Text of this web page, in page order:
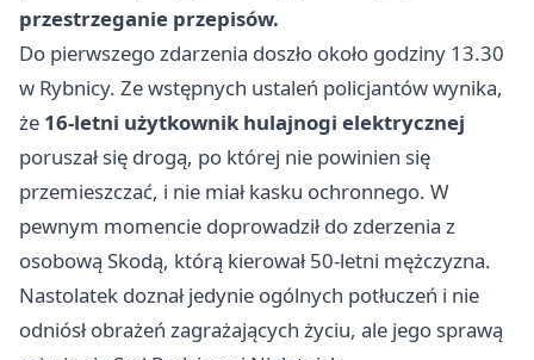
przestrzeganie przepisów.
Do pierwszego zdarzenia doszło około godziny 13.30
w Rybnicy. Ze wstępnych ustaleń policjantów wynika,
że 16-letni użytkownik hulajnogi elektrycznej
poruszał się drogą, po której nie powinien się
przemieszczać, i nie miał kasku ochronnego. W
pewnym momencie doprowadził do zderzenia z
osobową Skodą, którą kierował 50-letni mężczyzna.
Nastolatek doznał jedynie ogólnych potłuczeń i nie
odniósł obrażeń zagrażających życiu, ale jego sprawą